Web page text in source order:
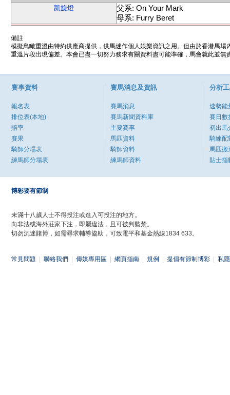
凱旋燈
父系: On Your Mark
母系: Furry Beret
備註
模擬鳥瞰重溫由特約供應商提供，供馬迷作個人娛樂資訊之用。但由於香港馬
重溫片段出現偏差。本會已盡一切努力務求有關資料盡可能準確，馬會就此並
賽事資料
報名表
排位表(本地)
賠率
賽果
騎師分場表
練馬師分場表
賽馬消息及資訊
賽馬消息
賽馬新聞資料庫
主要賽事
馬匹資料
騎師資料
練馬師資料
分析
速勢能
賽日數
初出馬
騎練配
馬匹搬
貼士指
博彩要有節制
未滿十八歲人士不得投注或進入可投注的地方。
向非法或海外莊家下注，即屬違法，且可被判監禁。
切勿沉迷賭博，如需尋求輔導協助，可致電平和基金熱線1834 633。
常見問題 聯絡我們 傳媒專用區 網頁指南 規例 提倡有節制博彩 私